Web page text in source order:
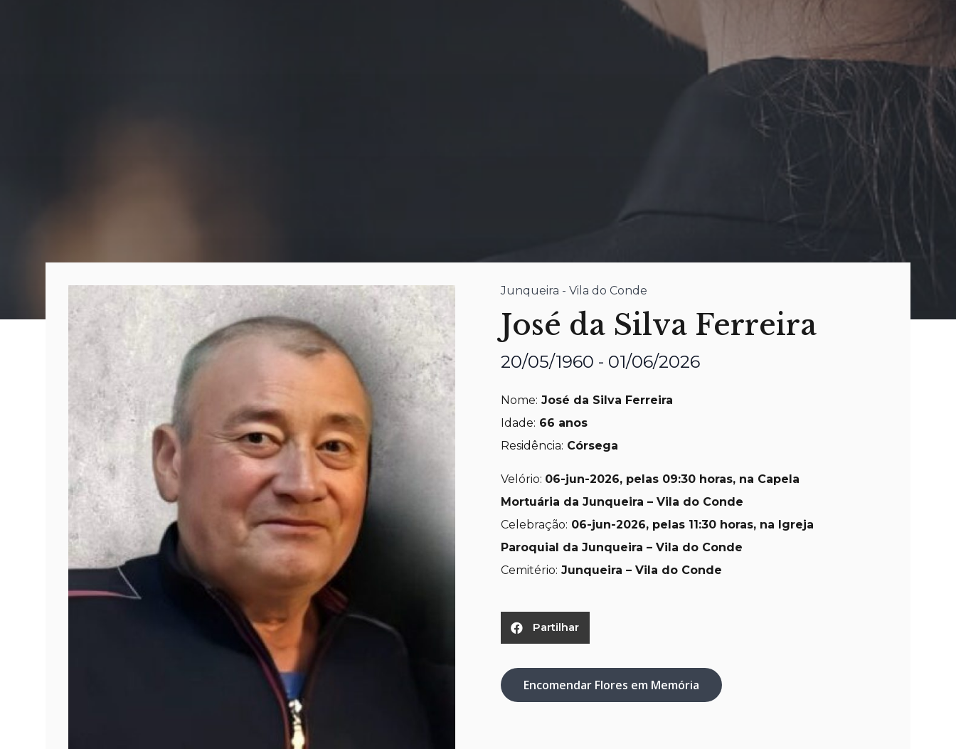
Junqueira - Vila do Conde
José da Silva Ferreira
20/05/1960 - 01/06/2026
Nome: José da Silva Ferreira
Idade: 66 anos
Residência: Córsega
Velório: 06-jun-2026, pelas 09:30 horas, na Capela
Mortuária da Junqueira – Vila do Conde
Celebração: 06-jun-2026, pelas 11:30 horas, na Igreja
Paroquial da Junqueira – Vila do Conde
Cemitério: Junqueira – Vila do Conde
Partilhar
Encomendar Flores em Memória